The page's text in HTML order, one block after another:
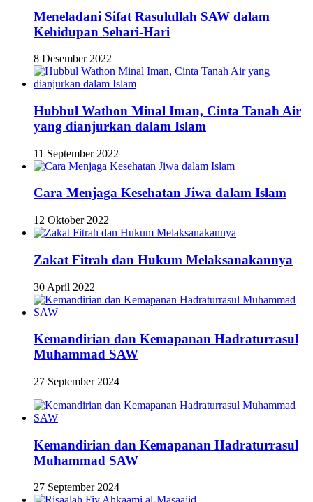
Meneladani Sifat Rasulullah SAW dalam
Kehidupan Sehari-Hari
8 Desember 2022
Hubbul Wathon Minal Iman, Cinta Tanah Air
yang dianjurkan dalam Islam
11 September 2022
Cara Menjaga Kesehatan Jiwa dalam Islam
12 Oktober 2022
Zakat Fitrah dan Hukum Melaksanakannya
30 April 2022
Kemandirian dan Kemapanan Hadraturrasul
Muhammad SAW
27 September 2024
Kemandirian dan Kemapanan Hadraturrasul
Muhammad SAW
27 September 2024